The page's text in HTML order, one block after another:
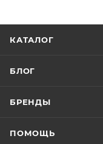
КАТАЛОГ
БЛОГ
БРЕНДЫ
ПОМОЩЬ